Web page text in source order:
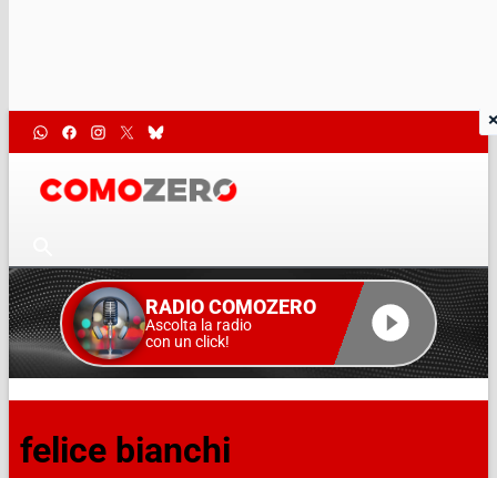
RADIO COMOZERO
Ascolta la radio
con un click!
felice bianchi